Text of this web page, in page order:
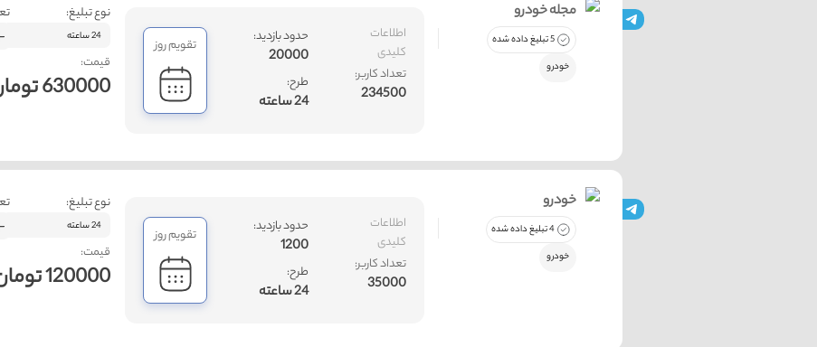
نوع تبلیغ:
24 ساعته
قیمت:
630000 تومان
اطلاعات
کلیدی
تعداد کاربر:
234500
حدود بازدید:
20000
طرح:
24 ساعته
تقویم روز
مجله خودرو
5 تبلیغ داده شده
خودرو
نوع تبلیغ:
24 ساعته
قیمت:
120000 تومان
اطلاعات
کلیدی
تعداد کاربر:
35000
حدود بازدید:
1200
طرح:
24 ساعته
تقویم روز
خودرو
4 تبلیغ داده شده
خودرو